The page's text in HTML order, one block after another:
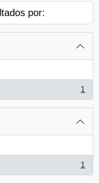
por:
1
1